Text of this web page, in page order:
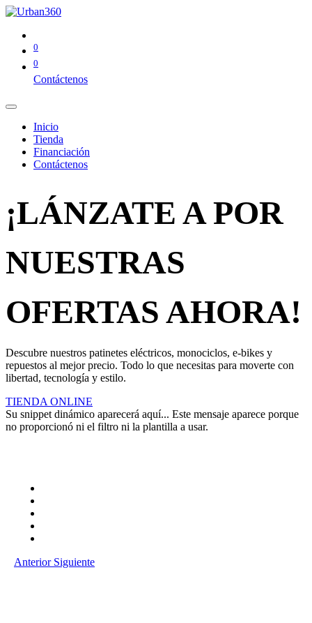
0
0
Contáctenos
Inicio
Tienda
Financiación
Contáctenos
¡LÁNZATE A POR
NUESTRAS
OFERTAS AHORA!
Descubre nuestros patinetes eléctricos, monociclos, e-bikes y
repuestos al mejor precio. Todo lo que necesitas para moverte con
libertad, tecnología y estilo.
TIENDA ONLINE
Su snippet dinámico aparecerá aquí... Este mensaje aparece porque
no proporcionó ni el filtro ni la plantilla a usar.
Anterior Siguiente